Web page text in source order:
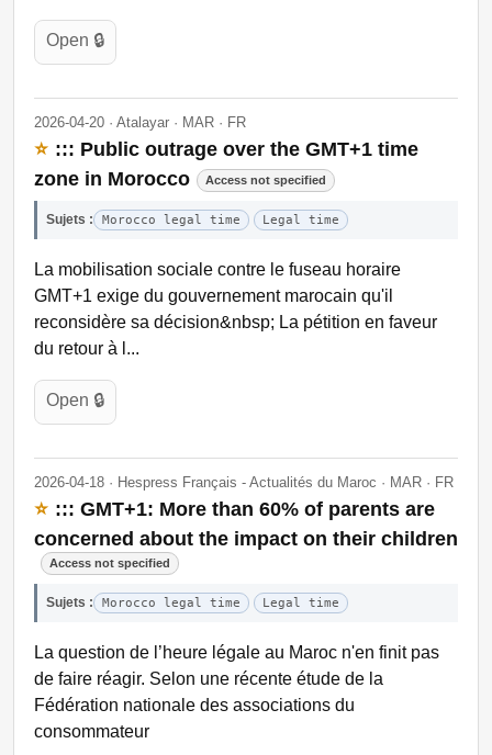
Open 🔒
2026-04-20 · Atalayar · MAR · FR
⭐ ::: Public outrage over the GMT+1 time
zone in Morocco
Access not specified
Sujets : Morocco legal time Legal time
La mobilisation sociale contre le fuseau horaire
GMT+1 exige du gouvernement marocain qu'il
reconsidère sa décision&nbsp; La pétition en faveur
du retour à l...
Open 🔒
2026-04-18 · Hespress Français - Actualités du Maroc · MAR · FR
⭐ ::: GMT+1: More than 60% of parents are
concerned about the impact on their children
Access not specified
Sujets : Morocco legal time Legal time
La question de l’heure légale au Maroc n'en finit pas
de faire réagir. Selon une récente étude de la
Fédération nationale des associations du
consommateur